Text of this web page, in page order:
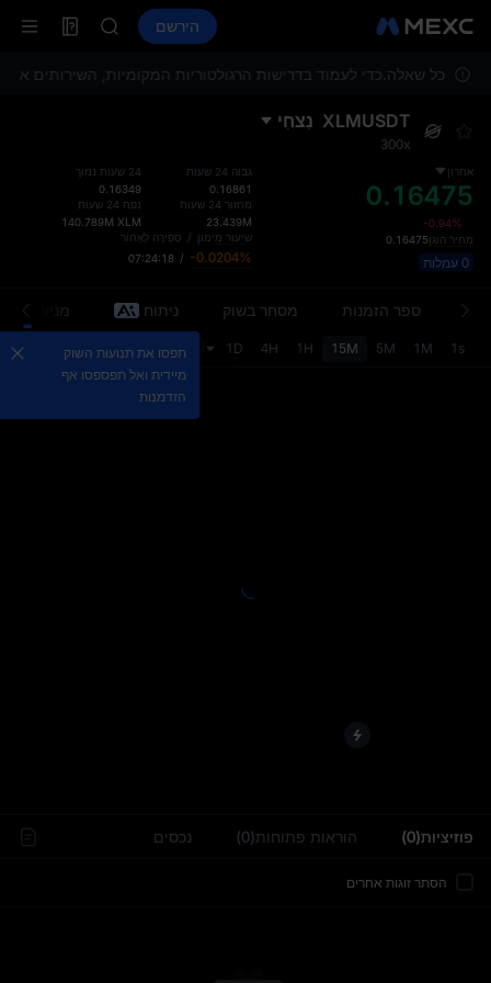
TradFi
Information הירשם
BLESS
CYS
HEI
CYS
לכל שאלה. כדי לעמוד בדרישות הרגולטוריות המקומיות, השירותים
XLMUSDT נִצחִי
300x
אחרון
0.16475
-0.94%
מחיר הוגן0.16475
0 עמלות
גבוה 24 שעות
0.16861
מחזור 24 שעות
23.439M
24 שעות נמוך
0.16349
נפח 24 שעות
140.789M XLM
שיעור מימון / סְפִירָה לְאָחוֹר
-0.0204%
/
07:24:18
פוזיציות(0) הוראות פתוחות(0) נכסים
הסתר זוגות אחרים
ספר הזמנות מסחר בשוק ניתוח מניעי
1s
1M
5M
15M
1H
4H
1D מחיר אחרון מְקוֹרִי
תפסו את תנועות השוק
מיידית ואל תפספסו אף
הזדמנות